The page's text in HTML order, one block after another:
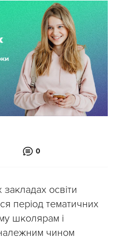
0
закладах освіти
період тематичних
школярам і
чином